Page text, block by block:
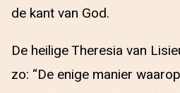
de kant van God.
De heilige Theresia van
zo: “De enige manier